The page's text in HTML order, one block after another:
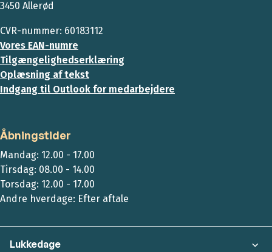
3450 Allerød
CVR-nummer: 60183112
Vores EAN-numre
Tilgængelighedserklæring
Oplæsning af tekst
Indgang til Outlook for medarbejdere
Åbningstider
Mandag: 12.00 - 17.00
Tirsdag: 08.00 - 14.00
Torsdag: 12.00 - 17.00
Andre hverdage: Efter aftale
Lukkedage